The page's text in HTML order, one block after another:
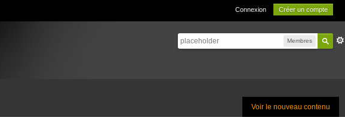
Connexion Créer un compte
Membres
Voir le nouveau contenu